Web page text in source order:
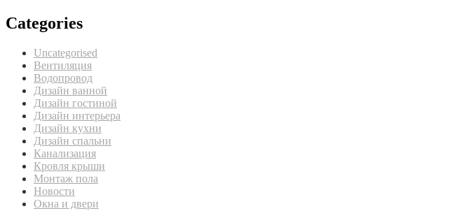
Categories
Uncategorised
Вентиляция
Водопровод
Дизайн ванной
Дизайн гостиной
Дизайн интерьера
Дизайн кухни
Дизайн спальни
Канализация
Кровля крыши
Монтаж пола
Новости
Окна и двери